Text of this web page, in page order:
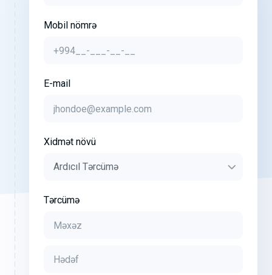
Mobil nömrə
E-mail
Xidmət növü
Tərcümə